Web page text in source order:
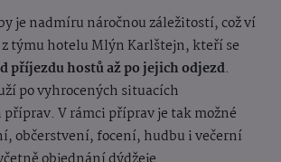
je nadmíru náročnou záležitostí, což ví
týmu hotelu Mlýn Karlštejn, kteří se
příjezdu hostů až po jejich odjezd.
po vyhrocených situacích
V rámci příprav je tak možné
občerstvení, focení, hudbu i večerní